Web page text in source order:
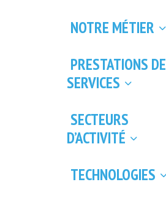
NOTRE MÉTIER
PRESTATIONS DE
SERVICES
SECTEURS
D’ACTIVITÉ
TECHNOLOGIES